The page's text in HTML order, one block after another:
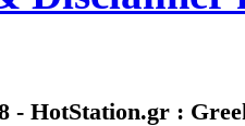
- HotStation.gr :